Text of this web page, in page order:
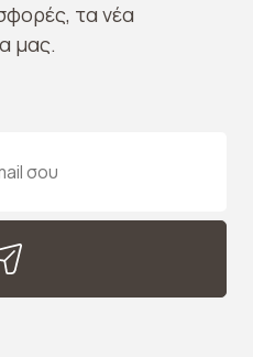
τα νέα
μας.